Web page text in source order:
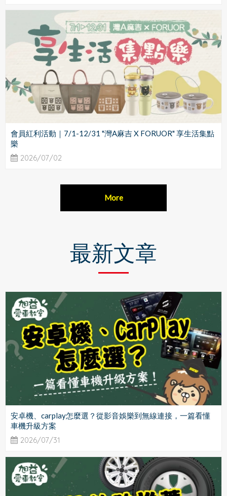
會員紅利活動｜7/1-12/31 "灣A麻吉 X FORUOR" 享生活集點
樂
2026/07/02
More
最新文章
安卓機、carplay怎麼選？從影音娛樂到無線連接，一篇看懂
車機升級方案
2026/07/31